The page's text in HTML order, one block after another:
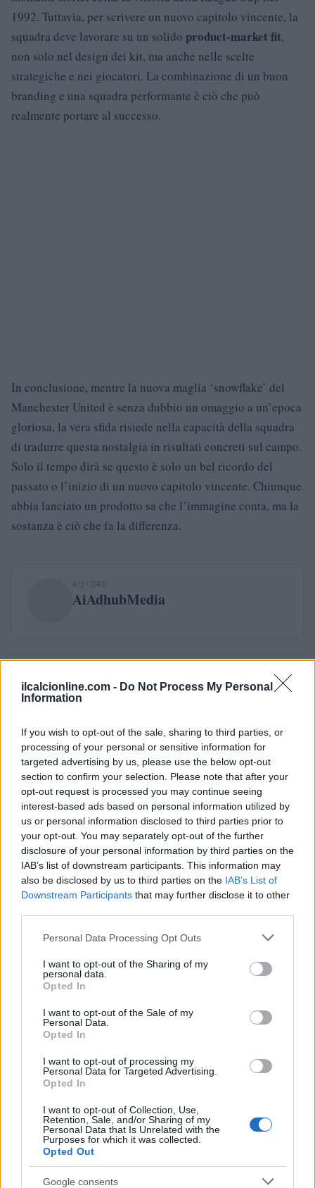
ilcalcionline.com - Do Not Process My Personal
Information
If you wish to opt-out of the sale, sharing to third parties, or
processing of your personal or sensitive information for
targeted advertising by us, please use the below opt-out
section to confirm your selection. Please note that after your
opt-out request is processed you may continue seeing
interest-based ads based on personal information utilized by
us or personal information disclosed to third parties prior to
your opt-out. You may separately opt-out of the further
disclosure of your personal information by third parties on the
IAB’s list of downstream participants. This information may
also be disclosed by us to third parties on the IAB’s List of
Downstream Participants that may further disclose it to other
Please note that this website/app uses one or more Google
not limited to your visit or usage behaviour. You may click to
grant or deny consent to Google and its third-party tags to
use your data for below specified purposes in below Google
consent section.
Personal Data Processing Opt Outs
I want to opt-out of the Sharing of my
personal data.
Opted In
I want to opt-out of the Sale of my
Personal Data.
Opted In
I want to opt-out of processing my
Personal Data for Targeted Advertising.
Opted In
I want to opt-out of Collection, Use,
Retention, Sale, and/or Sharing of my
Personal Data that Is Unrelated with the
Purposes for which it was collected.
Opted Out
Google consents
1992. Tuttavia, per scrivere un nuovo capitolo vincente, la
squadra deve lavorare su un solido product-market fit,
non solo nel design dei kit, ma anche nelle scelte
strategiche e nei giocatori. La combinazione di un buon
branding e una squadra performante è ciò che può
realmente portare al successo.
In conclusione, mentre la nuova maglia ‘snowflake’ del
Manchester United è senza dubbio un omaggio a un’epoca
gloriosa, la vera sfida risiede nella capacità della squadra
di tradurre questa nostalgia in risultati concreti sul campo.
Solo il tempo dirà se questo è solo un bel ricordo del
passato o l’inizio di un nuovo capitolo vincente. Chiunque
abbia lanciato un prodotto sa che l’immagine conta, ma la
sostanza è ciò che fa la differenza.
AUTORE
AiAdhubMedia
Continua a leggere